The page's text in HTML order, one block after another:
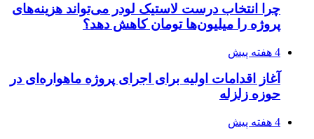
چرا انتخاب درست لاستیک لودر می‌تواند هزینه‌های
پروژه را میلیون‌ها تومان کاهش دهد؟
4 هفته پیش
آغاز اقدامات اولیه برای اجرای پروژه ماهواره‌ای در
حوزه زلزله
4 هفته پیش